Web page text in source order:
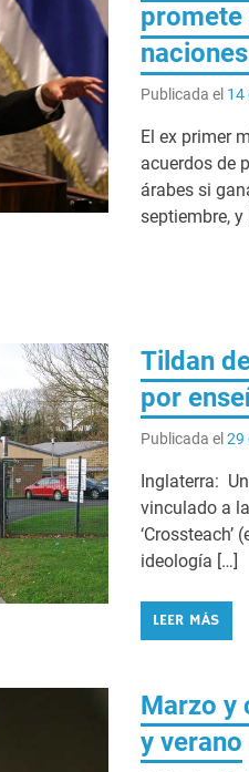
promete
Publicada el 14
El ex primer
acuerdos de
árabes si
septiembre, y
Tildan
por
Publicada el29
Inglaterra:
vinculado a
ideología […]
LEER MÁS
Marzo y
y verano